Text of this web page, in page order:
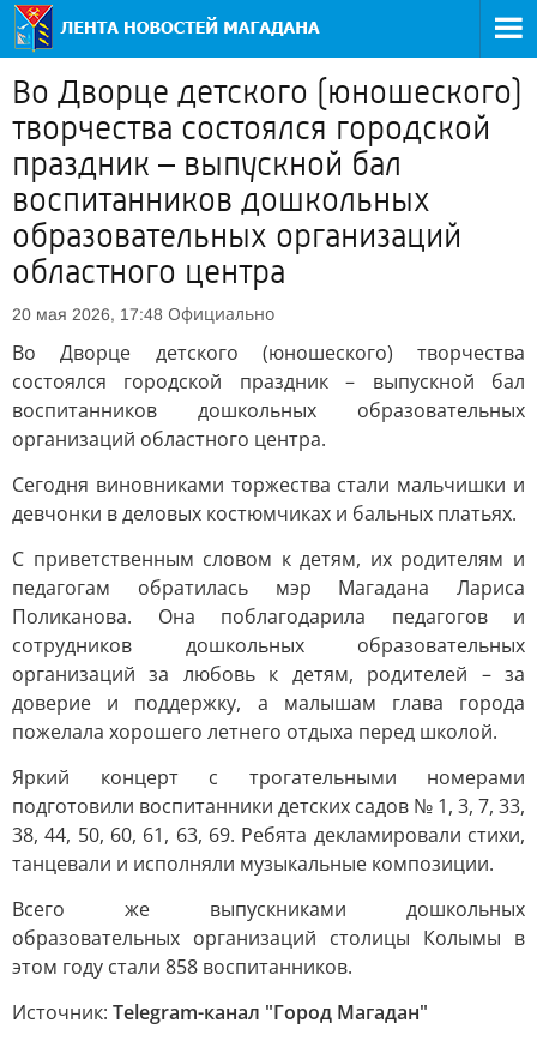
Во Дворце детского (юношеского)
творчества состоялся городской
праздник – выпускной бал
воспитанников дошкольных
образовательных организаций
областного центра
20 мая 2026, 17:48 Официально
Во Дворце детского (юношеского) творчества
состоялся городской праздник – выпускной бал
воспитанников дошкольных образовательных
организаций областного центра.
Сегодня виновниками торжества стали мальчишки и
девчонки в деловых костюмчиках и бальных платьях.
С приветственным словом к детям, их родителям и
педагогам обратилась мэр Магадана Лариса
Поликанова. Она поблагодарила педагогов и
сотрудников дошкольных образовательных
организаций за любовь к детям, родителей – за
доверие и поддержку, а малышам глава города
пожелала хорошего летнего отдыха перед школой.
Яркий концерт с трогательными номерами
подготовили воспитанники детских садов № 1, 3, 7, 33,
38, 44, 50, 60, 61, 63, 69. Ребята декламировали стихи,
танцевали и исполняли музыкальные композиции.
Всего же выпускниками дошкольных
образовательных организаций столицы Колымы в
этом году стали 858 воспитанников.
Источник: Telegram-канал "Город Магадан"